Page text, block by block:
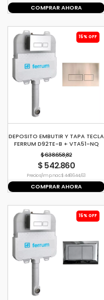
COMPRAR AHORA
15% OFF
DEPOSITO EMBUTIR Y TAPA TECLA
FERRUM D92TE-B + VTA51-NQ
$ 638.658,82
$ 542.860
Precio s/imp. nac. $ 448.644,63
COMPRAR AHORA
15% OFF